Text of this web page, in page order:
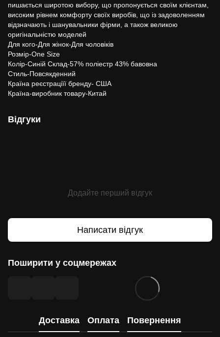
пишається широтою вибору, що пропонується своїм клієнтам,
високим рівнем комфорту своїх виробів, що із задоволенням
відзначають і шанувальники фірми, а також великою
оригінальністю моделей
Для кого-Для жінок-Для чоловіків
Розмір-One Size
Колір-Синій Склад-57% поліестр 43% бавовна
Стиль-Повсякденний
Країна реєстраціїї бренду- США
Країна-виробник товару-Китай
Відгуки
Додайте перший відгук
Написати відгук
Поширити у соцмережах
Доставка Оплата Повернення